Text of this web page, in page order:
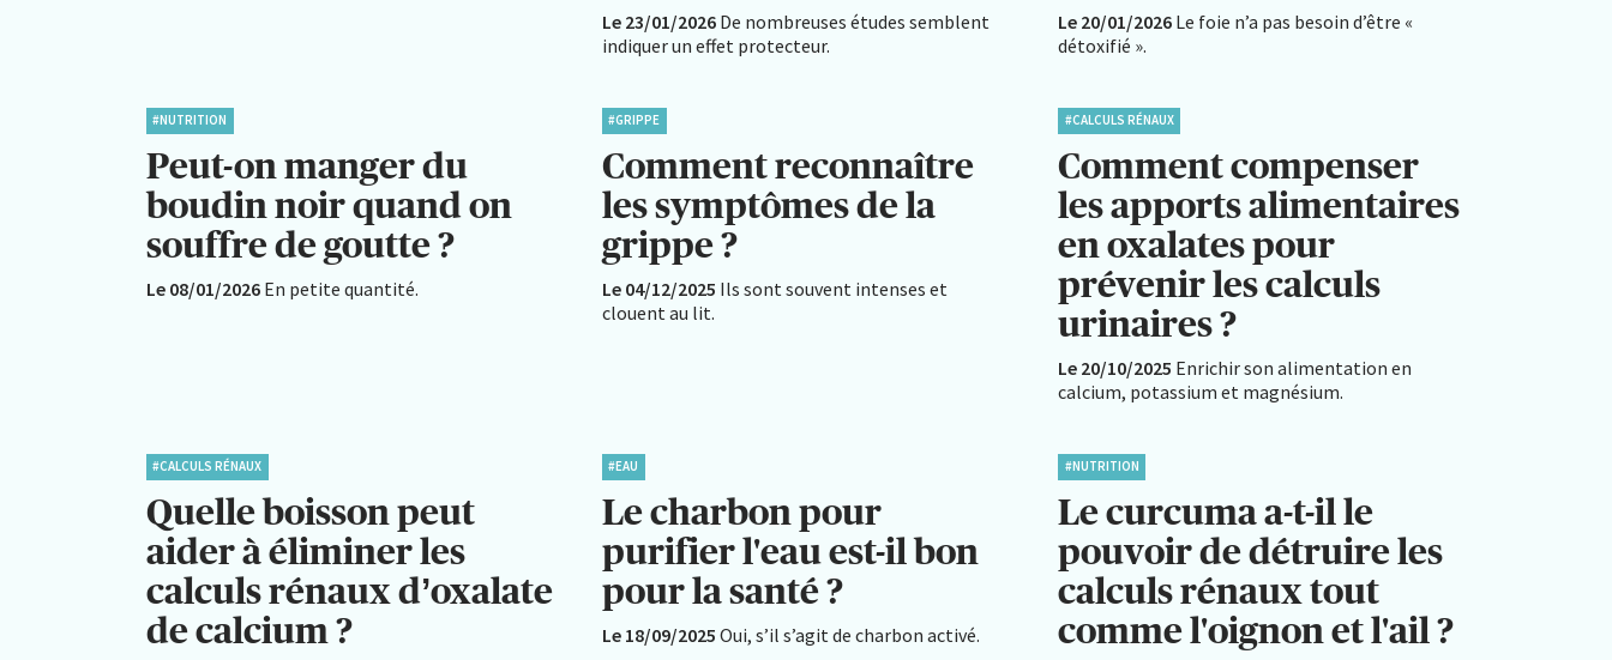
Le 23/01/2026 De nombreuses études semblent
indiquer un effet protecteur.
Le 20/01/2026 Le foie n’a pas besoin d’être «
détoxifié ».
#NUTRITION
Peut-on manger du
boudin noir quand on
souffre de goutte ?
Le 08/01/2026 En petite quantité.
#GRIPPE
Comment reconnaître
les symptômes de la
grippe ?
Le 04/12/2025 Ils sont souvent intenses et
clouent au lit.
#CALCULS RÉNAUX
Comment compenser
les apports alimentaires
en oxalates pour
prévenir les calculs
urinaires ?
Le 20/10/2025 Enrichir son alimentation en
calcium, potassium et magnésium.
#CALCULS RÉNAUX
Quelle boisson peut
aider à éliminer les
calculs rénaux d’oxalate
de calcium ?
#EAU
Le charbon pour
purifier l'eau est-il bon
pour la santé ?
Le 18/09/2025 Oui, s’il s’agit de charbon activé.
#NUTRITION
Le curcuma a-t-il le
pouvoir de détruire les
calculs rénaux tout
comme l'oignon et l'ail ?